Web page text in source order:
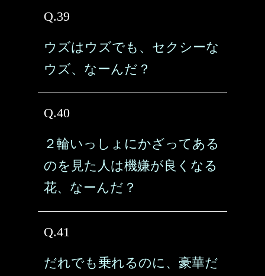
Q.39
ウズはウズでも、セクシーな
ウズ、なーんだ？
Q.40
２輪いっしょにかざってある
のを見た人は機嫌が良くなる
花、なーんだ？
Q.41
だれでも乗れるのに、豪華だ